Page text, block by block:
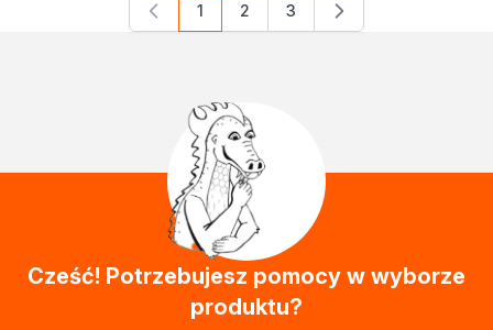
Aktualnie czytasz stronę
1 Strona
2 Strona
3
Cześć! Potrzebujesz pomocy w wyborze
produktu?